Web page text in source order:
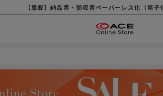
【重要】令和８年熊本地震に伴う配送への
【重要】納品書・領収書ペーパーレス化（電子
【重要】天候不良や交通状況・物量増等に伴う配
【重要】悪質な詐欺サイトにご注意く
【重要】各種メールが届かない場合に関
【重要】お問い合わせのご対応に関し
【重要】SNSのなりすまし詐欺にご注意